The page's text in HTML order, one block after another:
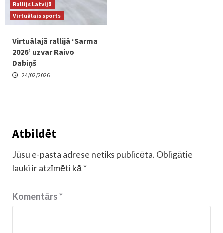
Rallijs Latvijā
Virtuālais sports
Virtuālajā rallijā ‘Sarma
2026’ uzvar Raivo
Dabiņš
24/02/2026
Atbildēt
Jūsu e-pasta adrese netiks publicēta. Obligātie
lauki ir atzīmēti kā *
Komentārs*